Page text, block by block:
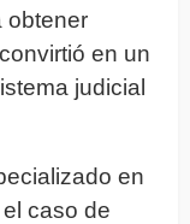
obtener
en un
judicial
en
caso de